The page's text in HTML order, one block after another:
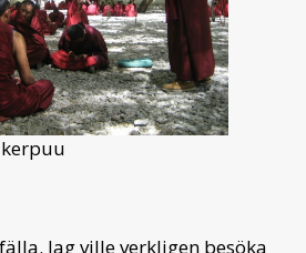
Jag ville verkligen besöka